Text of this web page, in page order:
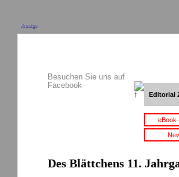
Anzeige
Besuchen Sie uns auf
Facebook
Editorial
Des Blättchens 11.